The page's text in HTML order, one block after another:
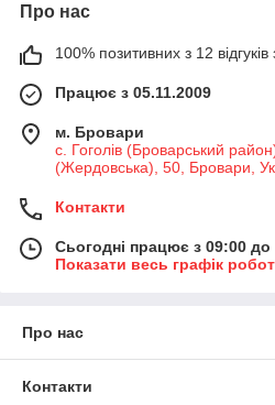
Про нас
100% позитивних з 12 відгуків
Працює з 05.11.2009
м. Бровари
с. Гоголів (Броварський
(Жердовська), 50, Бровари,
Контакти
Сьогодні працює з 09:00 до
Показати весь графік
Про нас
Контакти